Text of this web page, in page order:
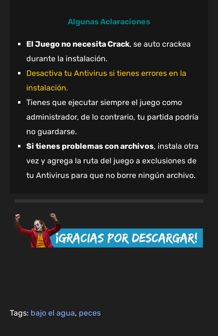
Algunas Aclaraciones
El Juego no necesita Crack, se auto crackea
durante la instalación.
Desactiva tu Antivirus si tienes errores en la
instalación.
Tienes que ejecutar siempre el juego como
administrador, de lo contrario, tu partida podría
no guardarse.
Si tienes problemas con archivos, instala otra
vez y agrega la ruta del juego a exclusiones de
tu Antivirus para que no borre ningún archivo.
Tags: bajo el agua, peces